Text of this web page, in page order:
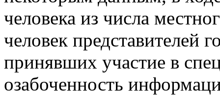
человека из числа
человек представителей
принявших участие в
озабоченность